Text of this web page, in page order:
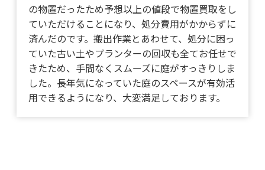
の物置だったため予想以上の値段で物置買取をし
ていただけることになり、処分費用がかからずに
済んだのです。搬出作業とあわせて、処分に困っ
ていた古い土やプランターの回収も全てお任せで
きたため、手間なくスムーズに庭がすっきりしま
した。長年気になっていた庭のスペースが有効活
用できるようになり、大変満足しております。